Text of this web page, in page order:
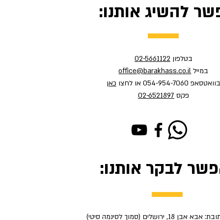
להשיג אותנו:
בטלפון 02-5661122
במייל office@barakhass.co.il
בוואטסאפ 054-954-7060 או לחצו
כאן
פקס 02-6521897
לבקר אותנו:
18, ירושלים (סמוך לסינמה סיטי)